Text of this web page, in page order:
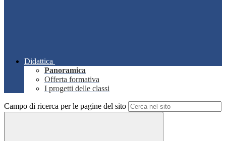
Didattica
Panoramica
Offerta formativa
I progetti delle classi
Campo di ricerca per le pagine del sito